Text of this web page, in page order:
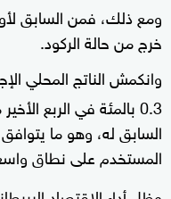
ومع ذلك، فمن السابق
خرج من حالة الركود.
وانكمش الناتج المحلي
السابق له، وهو ما
المستخدم على نطاق